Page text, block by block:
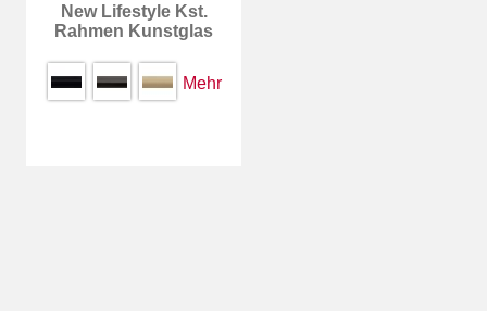
New Lifestyle Kst.
Rahmen Kunstglas
Mehr